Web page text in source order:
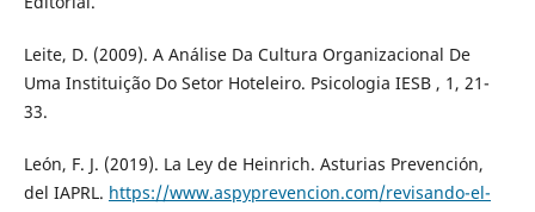
Leite, D. (2009). A Análise Da Cultura Organizacional De
Uma Instituição Do Setor Hoteleiro. Psicologia IESB , 1, 21-
33.
León, F. J. (2019). La Ley de Heinrich. Asturias Prevención,
del IAPRL. https://www.aspyprevencion.com/revisando-el-